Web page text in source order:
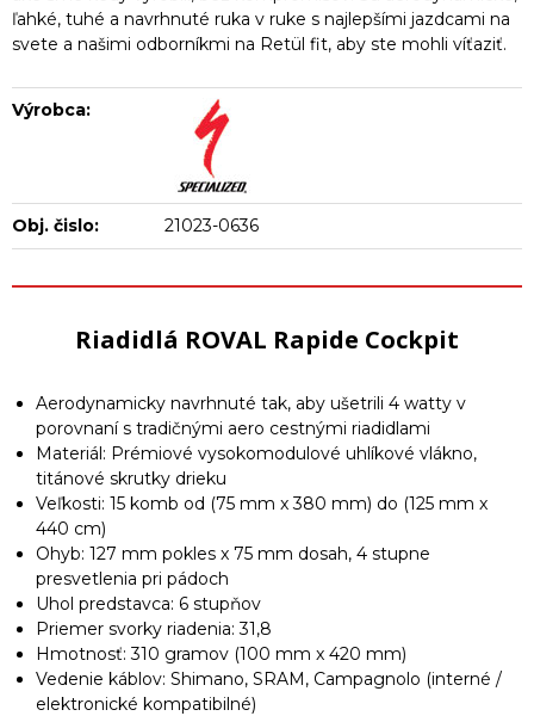
ľahké, tuhé a navrhnuté ruka v ruke s najlepšími jazdcami na
svete a našimi odborníkmi na Retül fit, aby ste mohli víťaziť.
Výrobca:
Obj. čislo: 21023-0636
Riadidlá ROVAL Rapide Cockpit
Aerodynamicky navrhnuté tak, aby ušetrili 4 watty v
porovnaní s tradičnými aero cestnými riadidlami
Materiál: Prémiové vysokomodulové uhlíkové vlákno,
titánové skrutky drieku
Veľkosti: 15 komb od (75 mm x 380 mm) do (125 mm x
440 cm)
Ohyb: 127 mm pokles x 75 mm dosah, 4 stupne
presvetlenia pri pádoch
Uhol predstavca: 6 stupňov
Priemer svorky riadenia: 31,8
Hmotnosť: 310 gramov (100 mm x 420 mm)
Vedenie káblov: Shimano, SRAM, Campagnolo (interné /
elektronické kompatibilné)